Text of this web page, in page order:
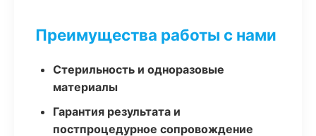
Преимущества работы с нами
Стерильность и одноразовые
материалы
Гарантия результата и
постпроцедурное сопровождение